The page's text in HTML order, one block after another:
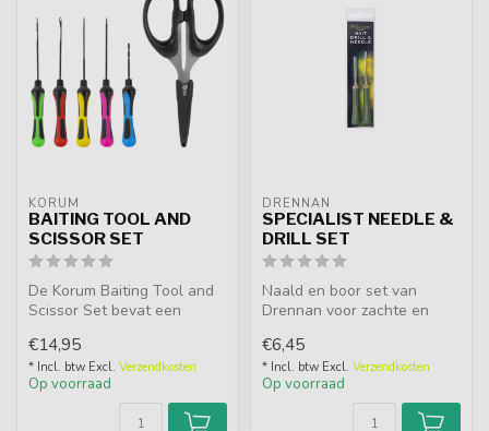
KORUM
BAITING TOOL AND
SCISSOR SET
De Korum Baiting Tool and
Scissor Set bevat een
aastoo...
€14,95
* Incl. btw Excl. Verzendkosten
Op voorraad
DRENNAN
SPECIALIST NEEDLE &
DRILL SET
Naald en boor set van
Drennan voor zachte en
voor hair ...
€6,45
* Incl. btw Excl. Verzendkosten
Op voorraad